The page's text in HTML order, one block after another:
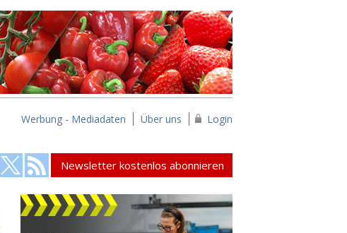
Werbung - Mediadaten Über uns Login
Newsletter kostenlos abonnieren